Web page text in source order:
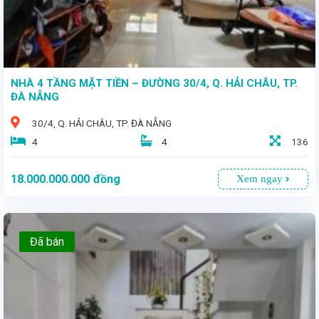
NHÀ 4 TẦNG MẶT TIỀN – ĐƯỜNG 30/4, Q. HẢI CHÂU, TP.
ĐÀ NẴNG
30/4, Q. HẢI CHÂU, TP. ĐÀ NẴNG
4
4 136
18.000.000.000 đồng Xem ngay
Đã bán